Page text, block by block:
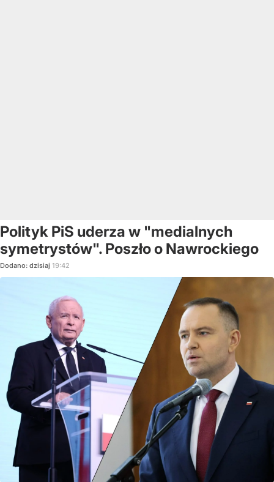
Polityk PiS uderza w "medialnych
symetrystów". Poszło o Nawrockiego
Dodano: dzisiaj 19:42